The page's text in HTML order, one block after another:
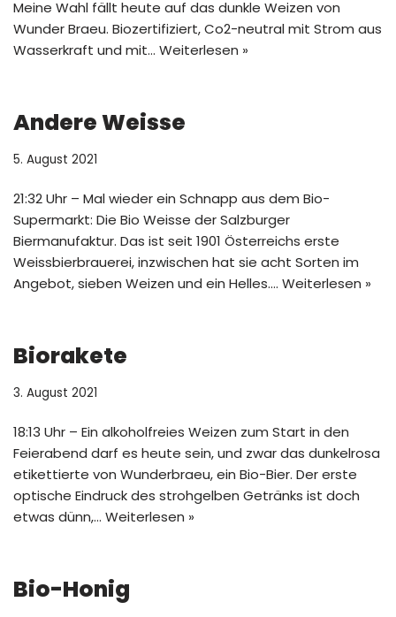
Meine Wahl fällt heute auf das dunkle Weizen von
Wunder Braeu. Biozertifiziert, Co2-neutral mit Strom aus
Wasserkraft und mit… Weiterlesen »
Andere Weisse
5. August 2021
21:32 Uhr – Mal wieder ein Schnapp aus dem Bio-
Supermarkt: Die Bio Weisse der Salzburger
Biermanufaktur. Das ist seit 1901 Österreichs erste
Weissbierbrauerei, inzwischen hat sie acht Sorten im
Angebot, sieben Weizen und ein Helles.… Weiterlesen »
Biorakete
3. August 2021
18:13 Uhr – Ein alkoholfreies Weizen zum Start in den
Feierabend darf es heute sein, und zwar das dunkelrosa
etikettierte von Wunderbraeu, ein Bio-Bier. Der erste
optische Eindruck des strohgelben Getränks ist doch
etwas dünn,… Weiterlesen »
Bio-Honig